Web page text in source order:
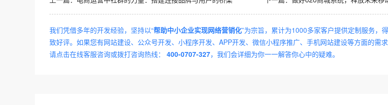
我们凭借多年的开发经验，坚持以“帮助中小企业实现网络营销化”为宗旨，累计为1000多家客户提供定制服务，
致好评。如果您有网站建设、公众号开发、小程序开发、APP开发、微信小程序推广、手机网站建设等方面的需
请点击在线客服咨询或拨打咨询热线：
400-0707-327，我们会详细为你一一解答你心中的疑难。